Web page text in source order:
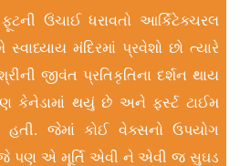
ઉંચાઈ ધરાવતો આર્કિટેક્ચરલ
મંદિરમાં પ્રવેશો છો ત્યારે
જીવંત પ્રતિકૃતિના દર્શન થાય
કેનેડામાં થયું છે અને ફર્સ્ટ ટાઈમ
હતી. જેમાં કોઈ વેક્સનો ઉપયોગ
પણ એ મૂર્તિ એવી ને એવી જ સુઘડ